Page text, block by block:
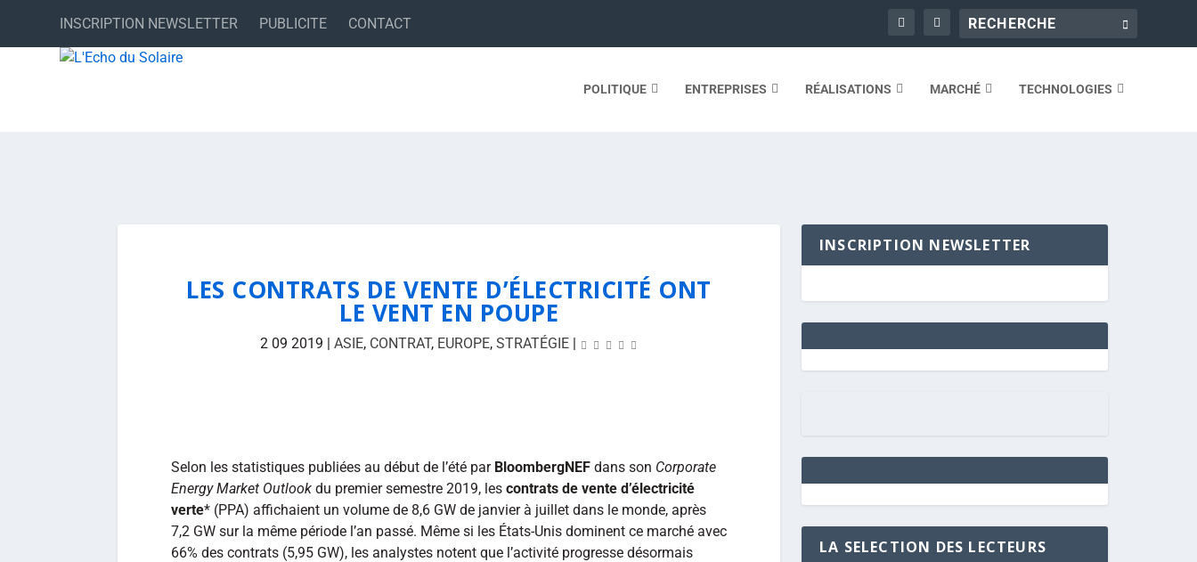
INSCRIPTION NEWSLETTER PUBLICITE CONTACT
POLITIQUE ENTREPRISES RÉALISATIONS MARCHÉ TECHNOLOGIES
LES CONTRATS DE VENTE D’ÉLECTRICITÉ ONT
LE VENT EN POUPE
2 09 2019 | ASIE, CONTRAT, EUROPE, STRATÉGIE|
Selon les statistiques publiées au début de l’été par BloombergNEF dans son Corporate
Energy Market Outlook du premier semestre 2019, les contrats de vente d’électricité
verte* (PPA) affichaient un volume de 8,6 GW de janvier à juillet dans le monde, après
7,2 GW sur la même période l’an passé. Même si les États-Unis dominent ce marché avec
66% des contrats (5,95 GW), les analystes notent que l’activité progresse désormais
INSCRIPTION NEWSLETTER
LA SELECTION DES LECTEURS